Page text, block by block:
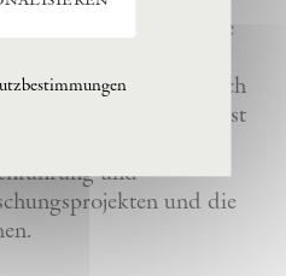
Kiefer, indem sie seine
bewahrt und
La Ribaute zugänglich
zeitgenössische Kunst
internationalen
und
und die